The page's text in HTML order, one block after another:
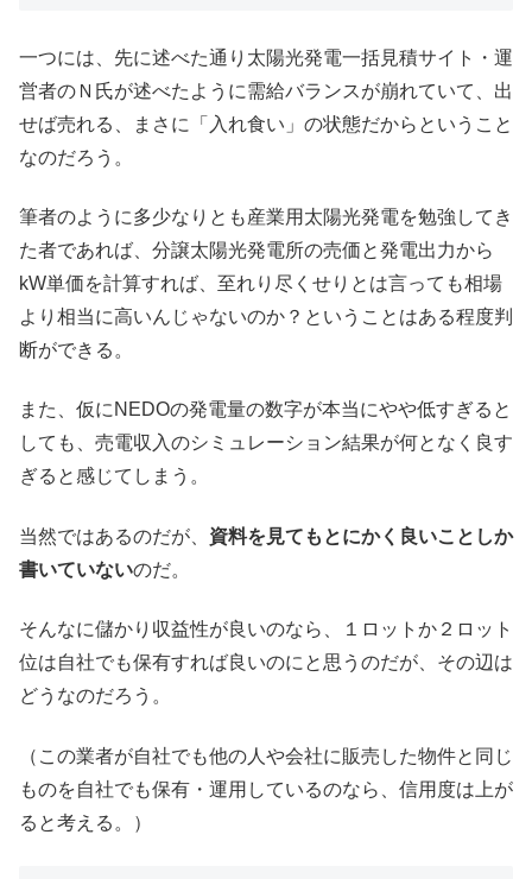
一つには、先に述べた通り太陽光発電一括見積サイト・運
営者のＮ氏が述べたように需給バランスが崩れていて、出
せば売れる、まさに「入れ食い」の状態だからということ
なのだろう。
筆者のように多少なりとも産業用太陽光発電を勉強してき
た者であれば、分譲太陽光発電所の売価と発電出力から
kW単価を計算すれば、至れり尽くせりとは言っても相場
より相当に高いんじゃないのか？ということはある程度判
断ができる。
また、仮にNEDOの発電量の数字が本当にやや低すぎると
しても、売電収入のシミュレーション結果が何となく良す
ぎると感じてしまう。
当然ではあるのだが、 資料を見てもとにかく良いことしか
書いていないのだ。
そんなに儲かり収益性が良いのなら、１ロットか２ロット
位は自社でも保有すれば良いのにと思うのだが、その辺は
どうなのだろう。
（この業者が自社でも他の人や会社に販売した物件と同じ
ものを自社でも保有・運用しているのなら、信用度は上が
ると考える。）